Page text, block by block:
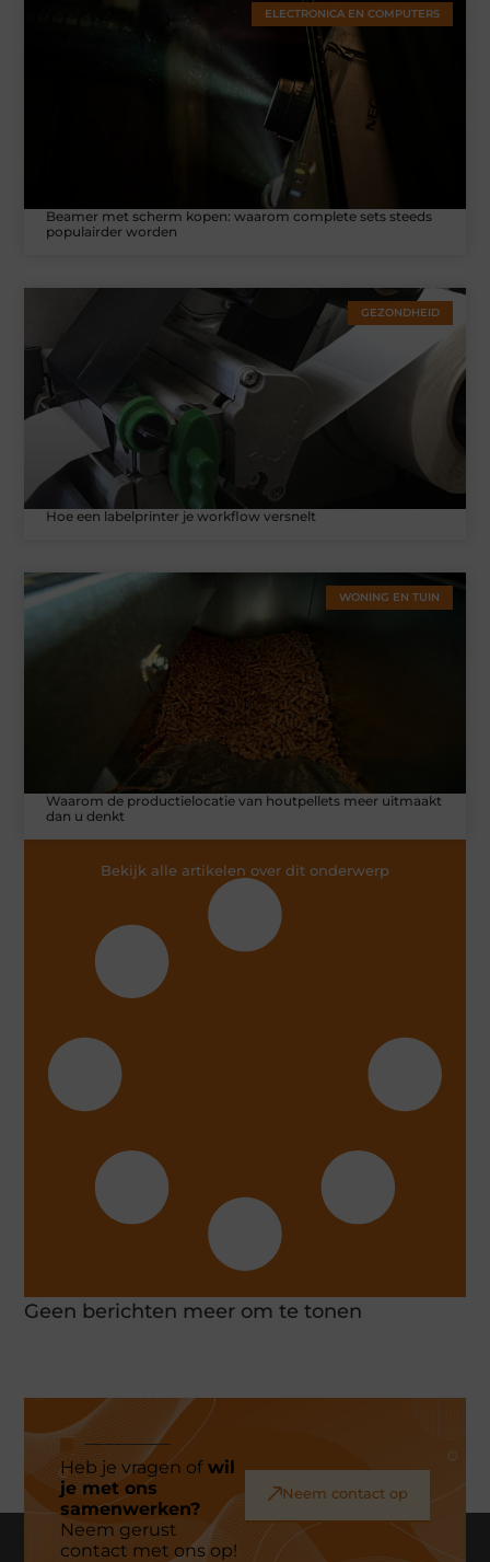
ELECTRONICA EN COMPUTERS
Beamer met scherm kopen: waarom complete sets steeds
populairder worden
GEZONDHEID
Hoe een labelprinter je workflow versnelt
WONING EN TUIN
Waarom de productielocatie van houtpellets meer uitmaakt
dan u denkt
Bekijk alle artikelen over dit onderwerp
Geen berichten meer om te tonen
Heb je vragen ofwil
je met ons
samenwerken?
Neem gerust
contact met ons op!
Neem contact op